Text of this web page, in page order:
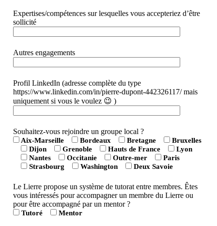
Expertises/compétences sur lesquelles vous accepteriez d’être
sollicité
Autres engagements
Profil LinkedIn (adresse complète du type
https://www.linkedin.com/in/pierre-dupont-442326117/ mais
uniquement si vous le voulez 😉 )
Souhaitez-vous rejoindre un groupe local ?
Aix-Marseille Bordeaux Bretagne
Bruxelles
Dijon
Grenoble Hauts de France
Lyon
Nantes
Occitanie Outre-mer
Paris
Strasbourg
Washington Deux Savoie
Le Lierre propose un système de tutorat entre membres. Êtes
vous intéressés pour accompagner un membre du Lierre ou
pour être accompagné par un mentor ?
Tutoré Mentor